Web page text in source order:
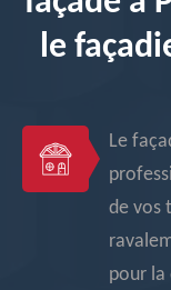
le
Le
de vos
pour la